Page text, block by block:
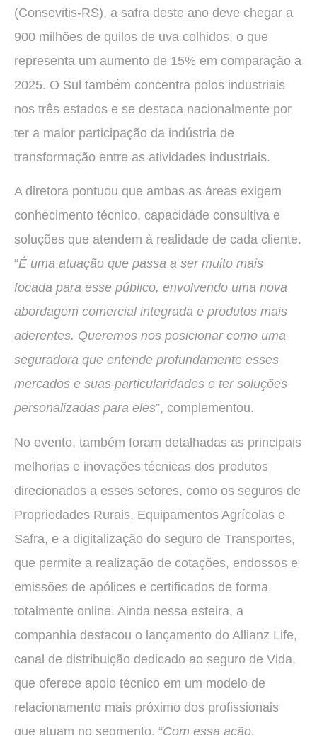
(Consevitis-RS), a safra deste ano deve chegar a
900 milhões de quilos de uva colhidos, o que
representa um aumento de 15% em comparação a
2025. O Sul também concentra polos industriais
nos três estados e se destaca nacionalmente por
ter a maior participação da indústria de
transformação entre as atividades industriais.
A diretora pontuou que ambas as áreas exigem
conhecimento técnico, capacidade consultiva e
soluções que atendem à realidade de cada cliente.
“É uma atuação que passa a ser muito mais
focada para esse público, envolvendo uma nova
abordagem comercial integrada e produtos mais
aderentes. Queremos nos posicionar como uma
seguradora que entende profundamente esses
mercados e suas particularidades e ter soluções
personalizadas para eles”, complementou.
No evento, também foram detalhadas as principais
melhorias e inovações técnicas dos produtos
direcionados a esses setores, como os seguros de
Propriedades Rurais, Equipamentos Agrícolas e
Safra, e a digitalização do seguro de Transportes,
que permite a realização de cotações, endossos e
emissões de apólices e certificados de forma
totalmente online. Ainda nessa esteira, a
companhia destacou o lançamento do Allianz Life,
canal de distribuição dedicado ao seguro de Vida,
que oferece apoio técnico em um modelo de
relacionamento mais próximo dos profissionais
que atuam no segmento. “Com essa ação,